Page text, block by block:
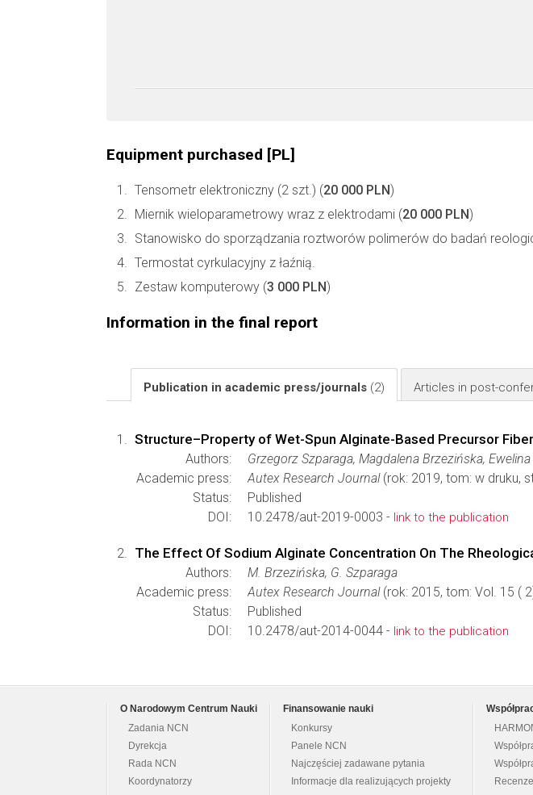
Equipment purchased [PL]
Tensometr elektroniczny (2 szt.) (20 000 PLN)
Miernik wieloparametrowy wraz z elektrodami (20 000 PLN)
Stanowisko do sporządzania roztworów polimerów do badań
Termostat cyrkulacyjny z łaźnią.
Zestaw komputerowy (3 000 PLN)
Information in the final report
Publication in academic press/journals (2) Articles in post-
Structure–Property of Wet-Spun Alginate-Based Precursor
Authors:
Grzegorz Szparaga, Magdalena Brzezińska,
Academic press:
Autex Research Journal(rok: 2019, tom: w druku,
Status:
Published
DOI:
10.2478/aut-2019-0003 - link to the publication
The Effect Of Sodium Alginate Concentration On The
Authors:
M. Brzezińska, G. Szparaga
Academic press:
Autex Research Journal(rok: 2015, tom: Vol. 15 (
Status:
Published
DOI:
10.2478/aut-2014-0044 - link to the publication
O Narodowym Centrum Nauki
Zadania NCN
Dyrekcja
Rada NCN
Koordynatorzy
Finansowanie nauki
Konkursy
Panele NCN
Najczęściej zadawane pytania
Informacje dla realizujących projekty